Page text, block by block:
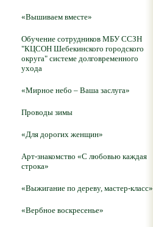
«Вышиваем вместе»
Обучение сотрудников МБУ ССЗН
"КЦСОН Шебекинского городского
округа" системе долговременного
ухода
«Мирное небо – Ваша заслуга»
Проводы зимы
«Для дорогих женщин»
Арт-знакомство «С любовью каждая
строка»
«Выжигание по дереву, мастер-класс»
«Вербное воскресенье»